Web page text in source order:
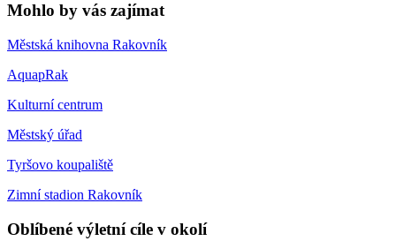
Mohlo by vás zajímat
Městská knihovna Rakovník
AquapRak
Kulturní centrum
Městský úřad
Tyršovo koupaliště
Zimní stadion Rakovník
Oblíbené výletní cíle v okolí